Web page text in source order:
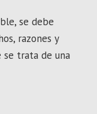
se debe
razones y
trata de una